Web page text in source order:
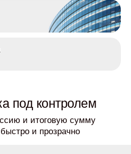
под контролем
и итоговую сумму
и прозрачно